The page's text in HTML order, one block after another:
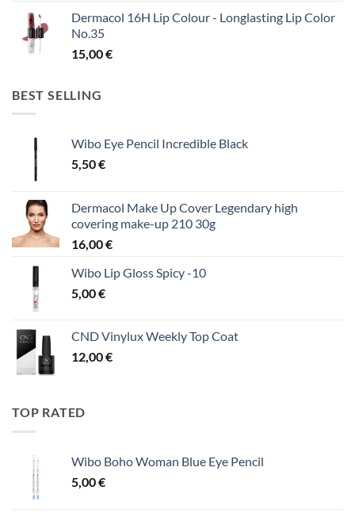
Dermacol 16H Lip Colour - Longlasting Lip Color
No.35
15,00€
BEST SELLING
Wibo Eye Pencil Incredible Black
5,50€
Dermacol Make Up Cover Legendary high
covering make-up 210 30g
16,00€
Wibo Lip Gloss Spicy -10
5,00€
CND Vinylux Weekly Top Coat
12,00€
TOP RATED
Wibo Boho Woman Blue Eye Pencil
5,00€